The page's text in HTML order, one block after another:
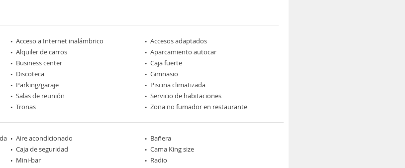
Acceso a Internet inalámbrico
Accesos adaptados
Alquiler de carros
Aparcamiento autocar
Business center
Caja fuerte
Discoteca
Gimnasio
Parking/garaje
Piscina climatizada
Salas de reunión
Servicio de habitaciones
Tronas Zona no fumador en restaurante
Aire acondicionado
Bañera
Caja de seguridad
Cama King size
Mini-bar
Radio